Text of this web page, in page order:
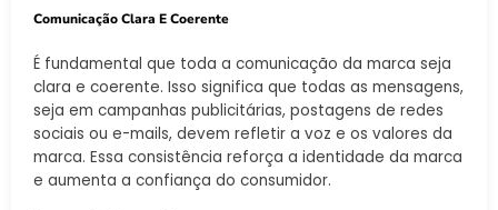
Comunicação Clara E Coerente
É fundamental que toda a comunicação da marca seja
clara e coerente. Isso significa que todas as mensagens,
seja em campanhas publicitárias, postagens de redes
sociais ou e-mails, devem refletir a voz e os valores da
marca. Essa consistência reforça a identidade da marca
e aumenta a confiança do consumidor.